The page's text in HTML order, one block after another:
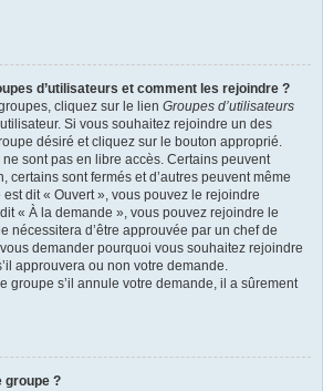
d’utilisateurs et comment les rejoindre ?
cliquez sur le lien Groupes d’utilisateurs
Si vous souhaitez rejoindre un des
désiré et cliquez sur le bouton approprié.
sont pas en libre accès. Certains peuvent
certains sont fermés et d’autres peuvent même
dit « Ouvert », vous pouvez le rejoindre
« À la demande », vous pouvez rejoindre le
nécessitera d’être approuvée par un chef de
demander pourquoi vous souhaitez rejoindre
approuvera ou non votre demande.
groupe s’il annule votre demande, il a sûrement
groupe ?